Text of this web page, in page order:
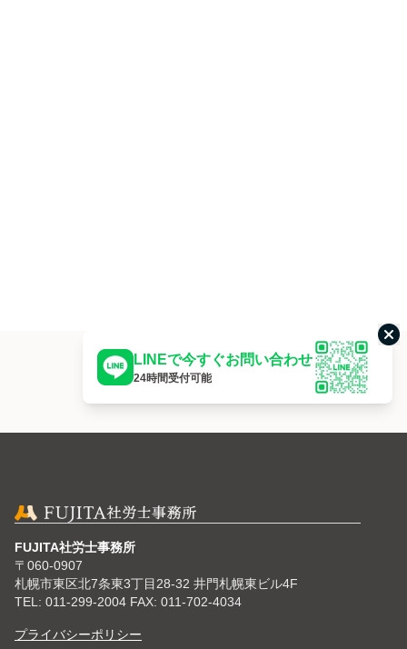
LINEで今すぐお問い合わせ
24時間受付可能
FUJITA社労士事務所
〒060-0907
札幌市東区北7条東3丁目28-32 井門札幌東ビル4F
TEL: 011-299-2004 FAX: 011-702-4034
プライバシーポリシー